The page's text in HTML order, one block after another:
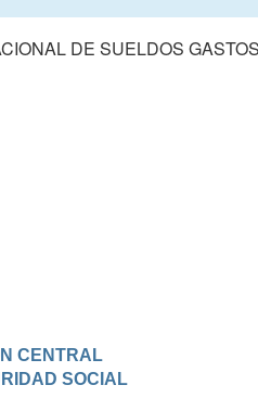
DE SUELDOS
CENTRAL
SOCIAL